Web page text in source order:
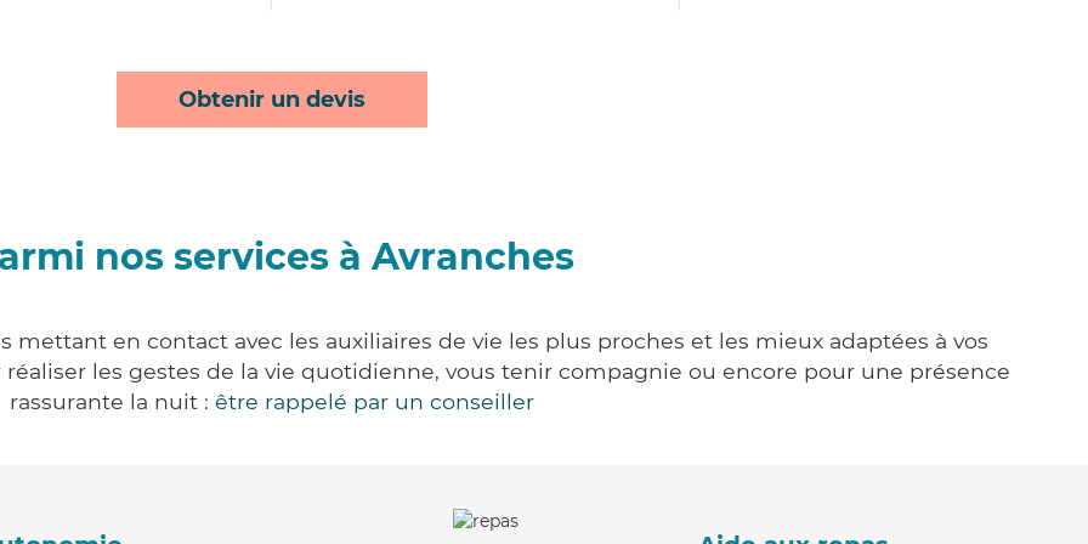
Obtenir un devis
nos services à Avranches
mettant en contact avec les auxiliaires de vie les plus proches et les mieux adaptées à vos
les gestes de la vie quotidienne, vous tenir compagnie ou encore pour une présence
rassurante la nuit : être rappelé par un conseiller